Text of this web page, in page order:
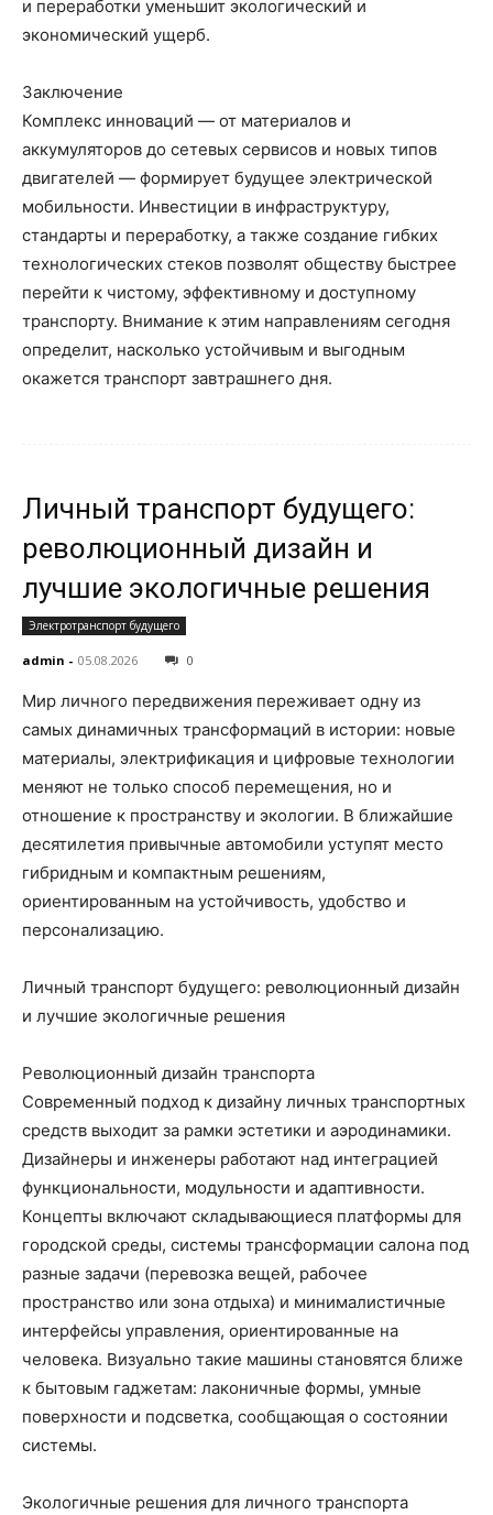
и переработки уменьшит экологический и
экономический ущерб.
Заключение
Комплекс инноваций — от материалов и
аккумуляторов до сетевых сервисов и новых типов
двигателей — формирует будущее электрической
мобильности. Инвестиции в инфраструктуру,
стандарты и переработку, а также создание гибких
технологических стеков позволят обществу быстрее
перейти к чистому, эффективному и доступному
транспорту. Внимание к этим направлениям сегодня
определит, насколько устойчивым и выгодным
окажется транспорт завтрашнего дня.
Личный транспорт будущего:
революционный дизайн и
лучшие экологичные решения
Электротранспорт будущего
admin - 05.08.2026 0
Мир личного передвижения переживает одну из
самых динамичных трансформаций в истории: новые
материалы, электрификация и цифровые технологии
меняют не только способ перемещения, но и
отношение к пространству и экологии. В ближайшие
десятилетия привычные автомобили уступят место
гибридным и компактным решениям,
ориентированным на устойчивость, удобство и
персонализацию.
Личный транспорт будущего: революционный дизайн
и лучшие экологичные решения
Революционный дизайн транспорта
Современный подход к дизайну личных транспортных
средств выходит за рамки эстетики и аэродинамики.
Дизайнеры и инженеры работают над интеграцией
функциональности, модульности и адаптивности.
Концепты включают складывающиеся платформы для
городской среды, системы трансформации салона под
разные задачи (перевозка вещей, рабочее
пространство или зона отдыха) и минималистичные
интерфейсы управления, ориентированные на
человека. Визуально такие машины становятся ближе
к бытовым гаджетам: лаконичные формы, умные
поверхности и подсветка, сообщающая о состоянии
системы.
Экологичные решения для личного транспорта